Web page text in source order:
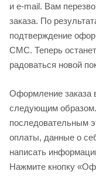
и e-mail. Вам
заказа. По
подтверждение
СМС. Теперь
радоваться новой
Оформление заказа
следующим
последовательным
оплаты, данные о
написать
Нажмите кнопку